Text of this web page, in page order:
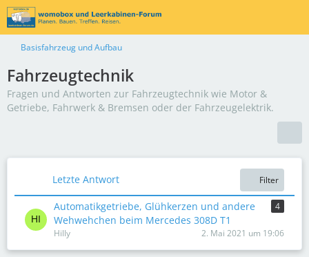
Basisfahrzeug und Aufbau
Fahrzeugtechnik
Fragen und Antworten zur Fahrzeugtechnik wie Motor &
Getriebe, Fahrwerk & Bremsen oder der Fahrzeugelektrik.
Letzte Antwort Filter
Automatikgetriebe, Glühkerzen und andere
Wehwehchen beim Mercedes 308D T1
4
Hilly 2. Mai 2021 um 19:06